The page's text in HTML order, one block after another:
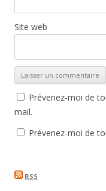
Site web
Prévenez-moi de
mail.
Prévenez-moi de
RSS